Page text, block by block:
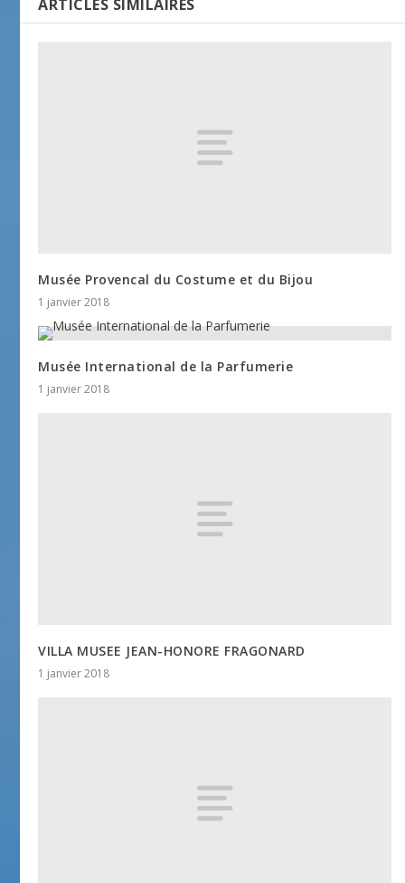
ARTICLES SIMILAIRES
Musée Provencal du Costume et du Bijou
1 janvier 2018
Musée International de la Parfumerie
1 janvier 2018
VILLA MUSEE JEAN-HONORE FRAGONARD
1 janvier 2018